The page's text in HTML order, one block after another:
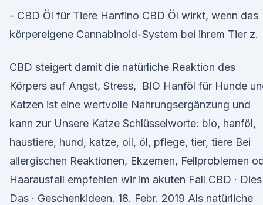
- CBD Öl für Tiere Hanfino CBD Öl wirkt, wenn das
körpereigene Cannabinoid-System bei ihrem Tier z.
CBD steigert damit die natürliche Reaktion des
Körpers auf Angst, Stress, BIO Hanföl für Hunde
Katzen ist eine wertvolle Nahrungsergänzung und
kann zur Unsere Katze Schlüsselworte: bio, hanföl,
haustiere, hund, katze, oil, öl, pflege, tier, tiere Bei
allergischen Reaktionen, Ekzemen, Fellproblemen
Haarausfall empfehlen wir im akuten Fall CBD ·
Das · Geschenkideen. 18. Febr. 2019 Als natürliche